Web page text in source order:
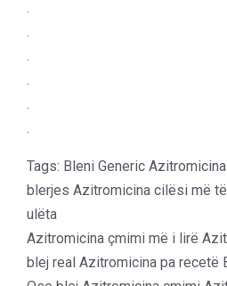
.
.
.
.
.
.
Tags: Bleni Generic
blerjes Azitromicina cilësi më
ulëta
Azitromicina çmimi më i lirë
blej real Azitromicina pa recetë